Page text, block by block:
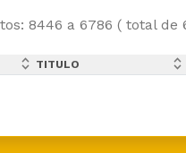
8446 a 6786 ( total de
expand_less
expand_more TITULO expand_less
expand_more